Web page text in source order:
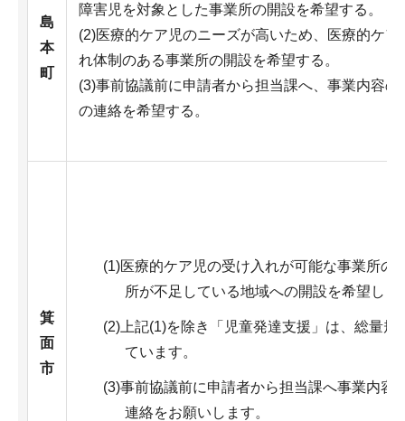
島
本
町
障害児を対象とした事業所の開設を希望する。
(2)医療的ケア児のニーズが高いため、医療的ケア
れ体制のある事業所の開設を希望する。
(3)事前協議前に申請者から担当課へ、事業内容の
の連絡を希望する。
箕
面
市
(1)医療的ケア児の受け入れが可能な事業所の
所が不足している地域への開設を希望しま
(2)上記(1)を除き「児童発達支援」は、総量規
ています。
(3)事前協議前に申請者から担当課へ事業内容
連絡をお願いします。